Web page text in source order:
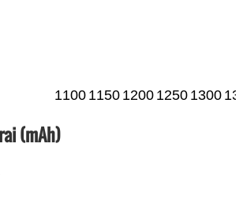
1100 1150 1200 1250 1300
(mAh)